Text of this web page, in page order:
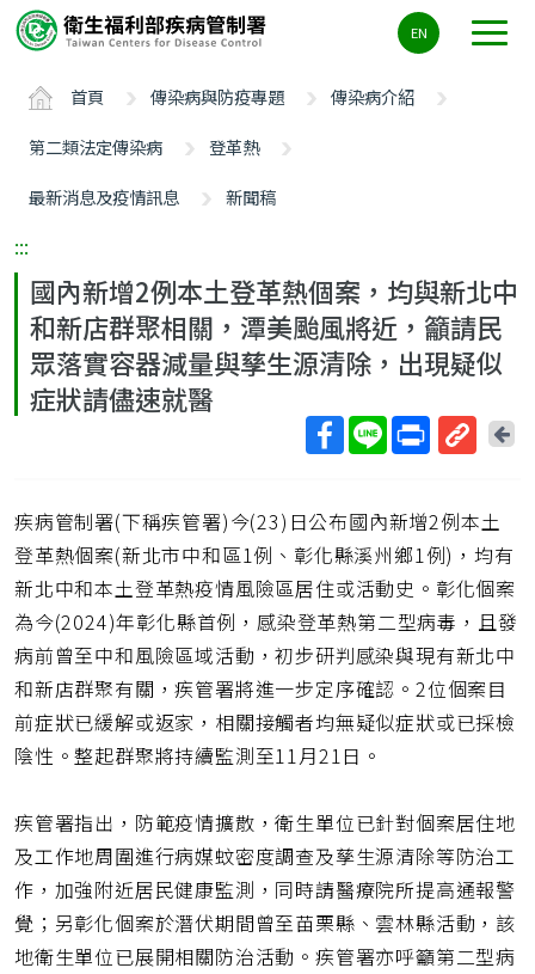
要
ALT+C
EN
首頁 傳染病與防疫專題
傳染病介紹
第二類法定傳染病
登革熱
最新消息及疫情訊息
新聞稿
:::
國內新增2例本土登革熱個案，均與新北中
和新店群聚相關，潭美颱風將近，籲請民
眾落實容器減量與孳生源清除，出現疑似
症狀請儘速就醫
短
網
址
回
疾病管制署(下稱疾管署)今(23)日公布國內新增2例本土
登革熱個案(新北市中和區1例、彰化縣溪州鄉1例)，均有
新北中和本土登革熱疫情風險區居住或活動史。彰化個案
為今(2024)年彰化縣首例，感染登革熱第二型病毒，且發
病前曾至中和風險區域活動，初步研判感染與現有新北中
和新店群聚有關，疾管署將進一步定序確認。2位個案目
前症狀已緩解或返家，相關接觸者均無疑似症狀或已採檢
陰性。整起群聚將持續監測至11月21日。
疾管署指出，防範疫情擴散，衛生單位已針對個案居住地
及工作地周圍進行病媒蚊密度調查及孳生源清除等防治工
作，加強附近居民健康監測，同時請醫療院所提高通報警
覺；另彰化個案於潛伏期間曾至苗栗縣、雲林縣活動，該
地衛生單位已展開相關防治活動。疾管署亦呼籲第二型病